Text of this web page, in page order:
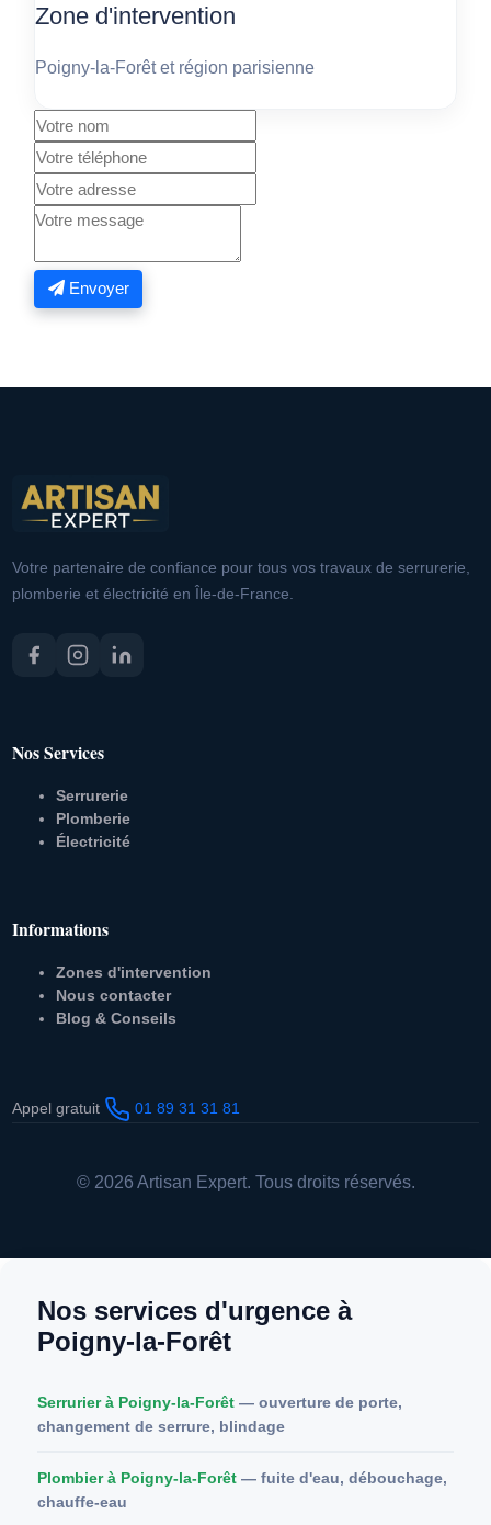
Zone d'intervention
Poigny-la-Forêt et région parisienne
Envoyer
Votre partenaire de confiance pour tous vos travaux de serrurerie,
plomberie et électricité en Île-de-France.
Nos Services
Serrurerie
Plomberie
Électricité
Informations
Zones d'intervention
Nous contacter
Blog & Conseils
Appel gratuit 01 89 31 31 81
© 2026 Artisan Expert. Tous droits réservés.
Nos services d'urgence à
Poigny-la-Forêt
Serrurier à Poigny-la-Forêt — ouverture de porte,
changement de serrure, blindage
Plombier à Poigny-la-Forêt — fuite d'eau, débouchage,
chauffe-eau